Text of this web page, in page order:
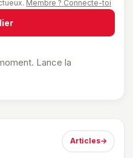
Membre ? Connecte-toi
Lance la
Articles→